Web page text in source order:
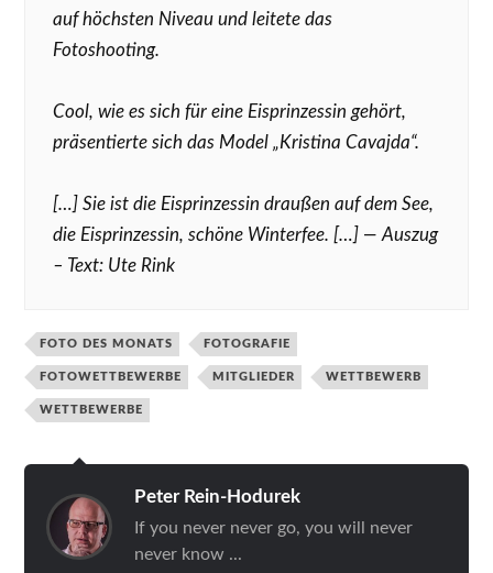
auf höchsten Niveau und leitete das
Fotoshooting.
Cool, wie es sich für eine Eisprinzessin gehört,
präsentierte sich das Model „Kristina Cavajda“.
[…] Sie ist die Eisprinzessin draußen auf dem See,
die Eisprinzessin, schöne Winterfee. […] — Auszug
– Text: Ute Rink
FOTO DES MONATS FOTOGRAFIE
FOTOWETTBEWERBE MITGLIEDER WETTBEWERB
WETTBEWERBE
Peter Rein-Hodurek
If you never never go, you will never
never know ...